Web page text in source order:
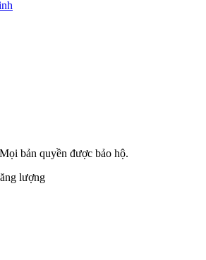
bản quyền được bảo hộ.
lượng